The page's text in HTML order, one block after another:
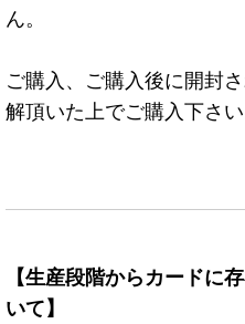
ん。
ご購入、ご購入後に開封
解頂いた上でご購入下さい
【生産段階からカードに
いて】